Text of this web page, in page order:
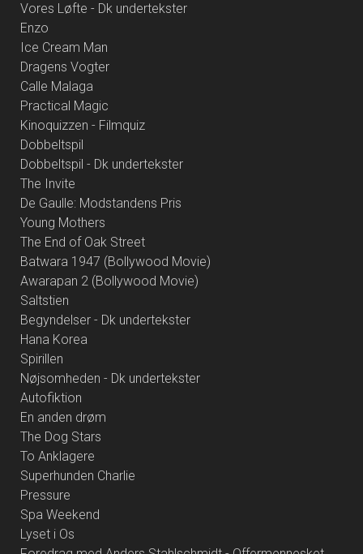
Vores Løfte - Dk undertekster
Enzo
Ice Cream Man
Dragens Vogter
Calle Malaga
Practical Magic
Kinoquizzen - Filmquiz
Dobbeltspil
Dobbeltspil - Dk undertekster
The Invite
De Gaulle: Modstandens Pris
Young Mothers
The End of Oak Street
Batwara 1947 (Bollywood Movie)
Awarapan 2 (Bollywood Movie)
Saltstien
Begyndelser - Dk undertekster
Hana Korea
Spirillen
Nøjsomheden - Dk undertekster
Autofiktion
En anden drøm
The Dog Stars
To Anklagere
Superhunden Charlie
Pressure
Spa Weekend
Lyset i Os